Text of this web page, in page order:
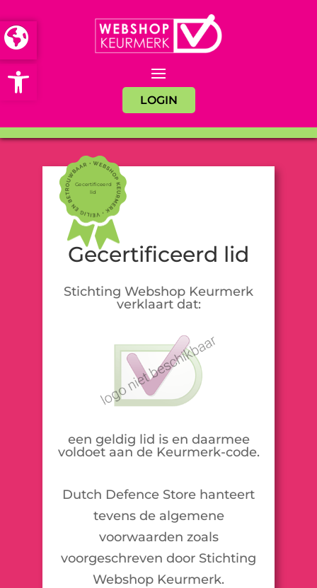
Open toolbar
LOGIN
Gecertificeerd
lid
Gecertificeerd lid
Stichting Webshop Keurmerk
verklaart dat:
een geldig lid is en daarmee
voldoet aan de Keurmerk-code.
Dutch Defence Store hanteert
tevens de algemene
voorwaarden zoals
voorgeschreven door Stichting
Webshop Keurmerk.